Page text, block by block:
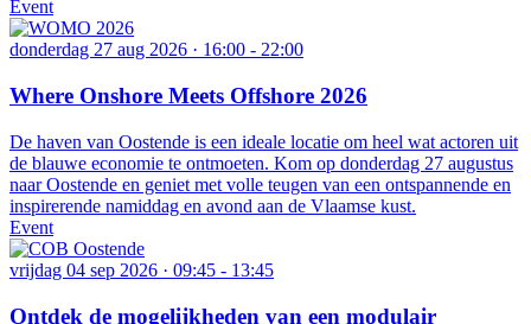
Event
donderdag 27 aug 2026 · 16:00 - 22:00
Where Onshore Meets Offshore 2026
De haven van Oostende is een ideale locatie om heel wat actoren uit
de blauwe economie te ontmoeten. Kom op donderdag 27 augustus
naar Oostende en geniet met volle teugen van een ontspannende en
inspirerende namiddag en avond aan de Vlaamse kust.
Event
vrijdag 04 sep 2026 · 09:45 - 13:45
Ontdek de mogelijkheden van een modulair